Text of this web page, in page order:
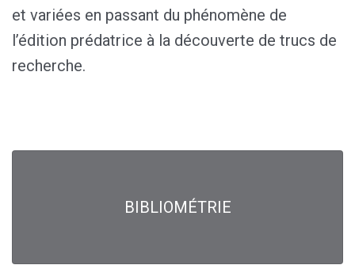
et variées en passant du phénomène de
l’édition prédatrice à la découverte de trucs de
recherche.
BIBLIOMÉTRIE